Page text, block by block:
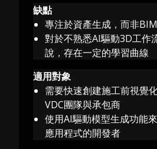
缺點
專注於資產生成，而非
對於不熟悉AI驅動3D工作
說，存在一定的學習曲線
適用對象
需要快速創建施工前視覺
VDC團隊與承包商
使用AI驅動模型生成功能
應用程式的開發者